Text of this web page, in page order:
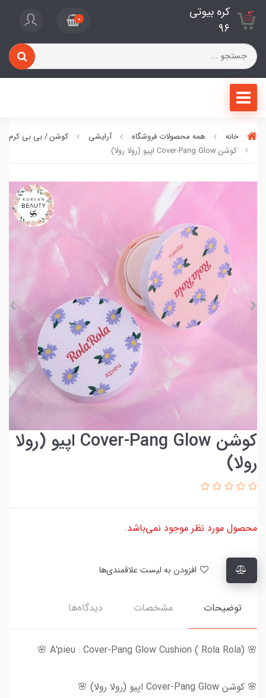
کره بیوتی
96
0
خانه همه محصولات فروشگاه آرایشی
کوشن / بی بی کرم /
کوشن Cover-Pang Glow اپیو (رولا رولا)
کوشن Cover-Pang Glow اپیو (رولا
رولا)
محصول مورد نظر موجود نمی‌باشد.
توضیحات مشخصات دیدگاه‌ها
🌸 A'pieu : Cover-Pang Glow Cushion ( Rola Rola) 🌸
🌸 کوشن Cover-Pang Glow اپیو (رولا رولا) 🌸